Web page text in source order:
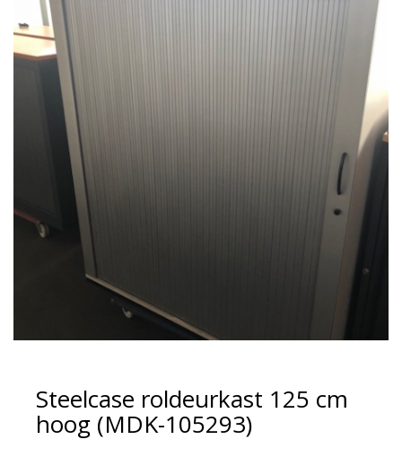
Steelcase roldeurkast 125 cm
hoog (MDK-105293)